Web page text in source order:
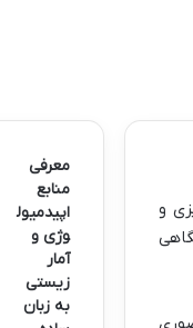
و
معرفی
منابع
اپیدمیول
وژی و
آمار
زیستی
به زبان